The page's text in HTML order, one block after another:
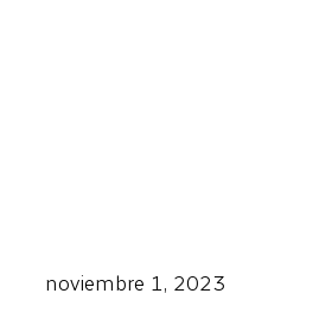
noviembre 1, 2023